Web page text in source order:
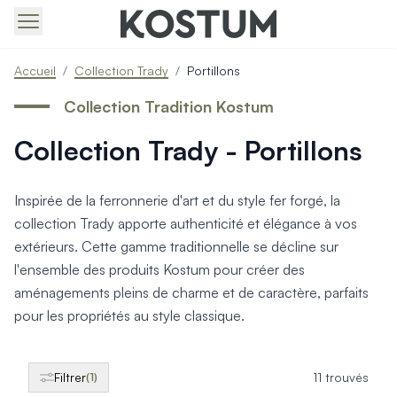
Produits > Portails > Portails contemporains
Produits > Portails > Portails traditionnels
Produits > Portails > Portails avec décors
Produits > Portails > Portails économiques
Produits > Portails > Les ouvertures spéciales
Produits > Portillons > Tous nos portillons
Produits > Portillons > Portillons contemporains
Produits > Portillons > Portillons traditionnels
Produits > Portillons > Portillons architectes
Produits > Portillons > Portillons décoratifs
Produits > Clôtures > Toutes nos clôtures
Accueil / Collection Trady / Portillons
Collection Trady - Portillons
Collection Tradition Kostum
Inspirée de la ferronnerie d'art et du style fer forgé, la
collection Trady apporte authenticité et élégance à vos
extérieurs. Cette gamme traditionnelle se décline sur
l'ensemble des produits Kostum pour créer des
aménagements pleins de charme et de caractère, parfaits
pour les propriétés au style classique.
Filtrer(1) 11 trouvés